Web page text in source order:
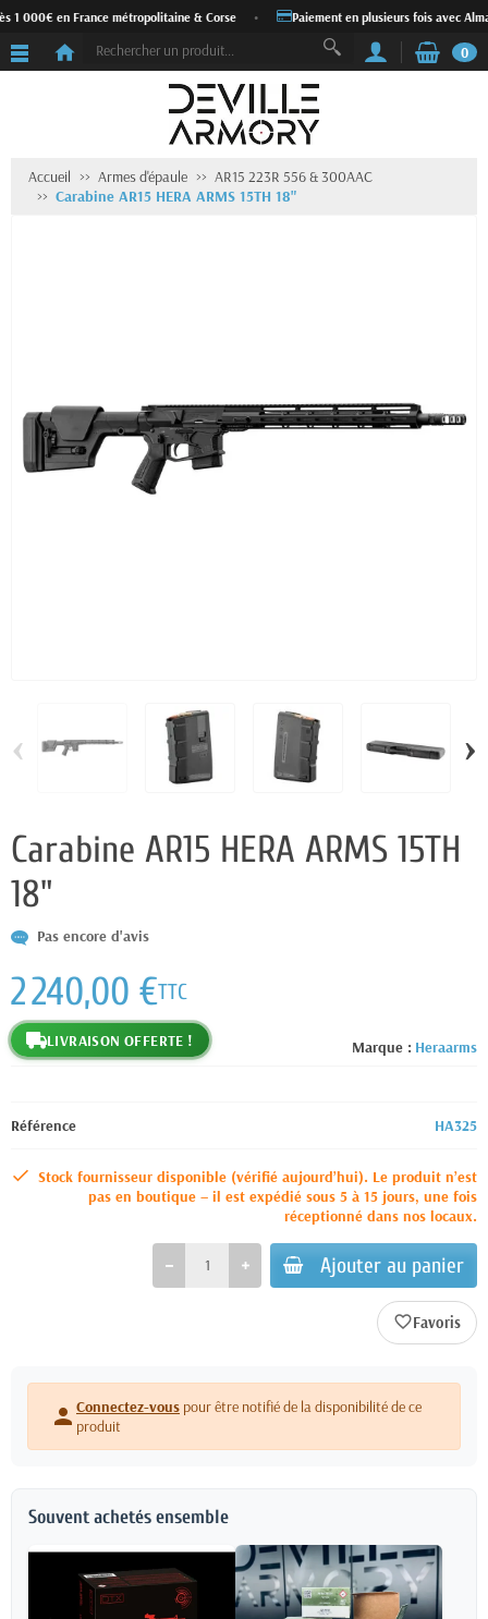
1 000€ en France métropolitaine & Corse Paiement en plusieurs fois avec Alma
0
Accueil Armes d'épaule
AR15 223R 556 & 300AAC
Carabine AR15 HERA ARMS 15TH 18"
‹ ›
Carabine AR15 HERA ARMS 15TH
18"
Pas encore d'avis
Marque : Heraarms
2 240,00 €TTC
LIVRAISON OFFERTE !
Référence HA325
Stock fournisseur disponible (vérifié aujourd’hui). Le produit n’est
pas en boutique – il est expédié sous 5 à 15 jours, une fois
réceptionné dans nos locaux.
Ajouter au panier
favorite_border
person Connectez-vous pour être notifié de la disponibilité de ce
produit
Souvent achetés ensemble